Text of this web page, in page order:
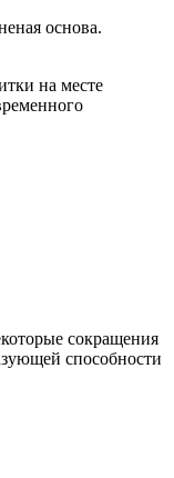
основа.
на месте
сокращения
способности